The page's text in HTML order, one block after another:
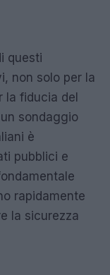
questi
non solo per la
la fiducia del
sondaggio
è
pubblici e
rapidamente
la sicurezza